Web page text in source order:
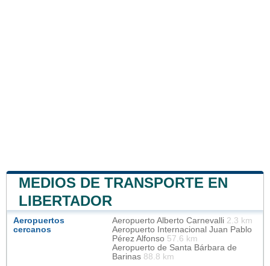
MEDIOS DE TRANSPORTE EN
LIBERTADOR
Aeropuertos
cercanos
Aeropuerto Alberto Carnevalli 2.3 km
Aeropuerto Internacional Juan Pablo
Pérez Alfonso 57.6 km
Aeropuerto de Santa Bárbara de
Barinas 88.8 km